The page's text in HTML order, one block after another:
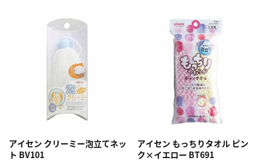
アイセン クリーミー泡立てネッ
ト BV101
アイセン もっちりタオル ピン
ク×イエロー BT691